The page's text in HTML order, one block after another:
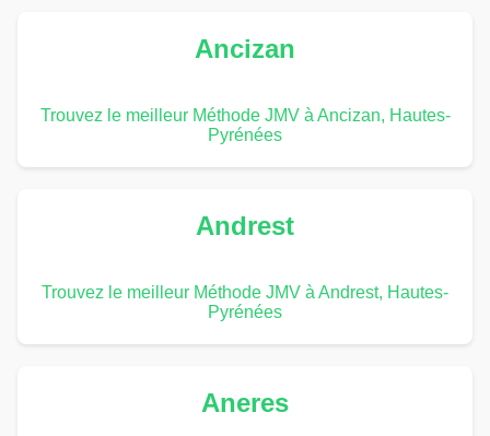
Ancizan
Trouvez le meilleur Méthode JMV à Ancizan, Hautes-
Pyrénées
Andrest
Trouvez le meilleur Méthode JMV à Andrest, Hautes-
Pyrénées
Aneres